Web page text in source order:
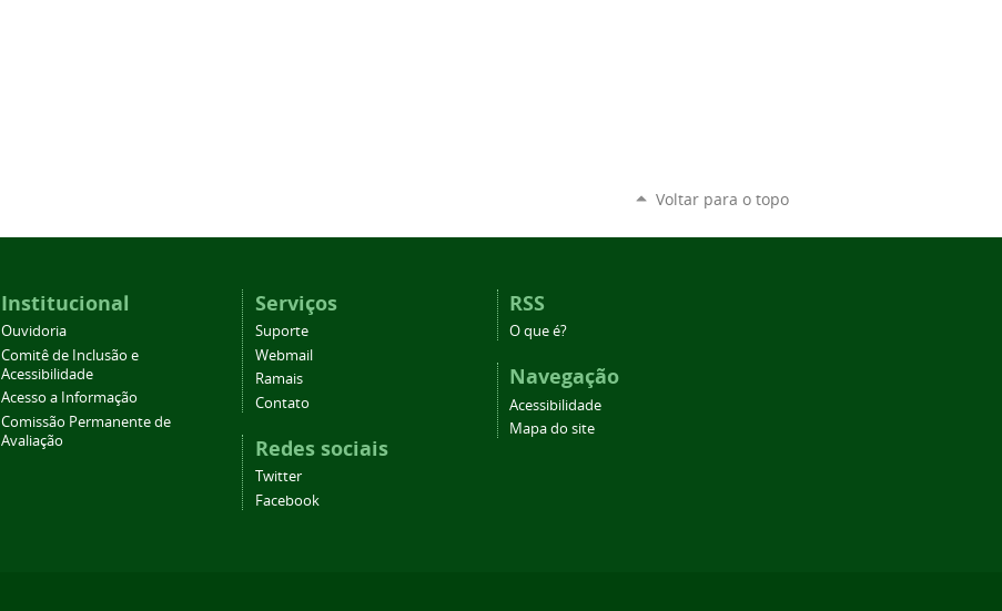
Voltar para o topo
Institucional
Ouvidoria
Comitê de Inclusão e
Acessibilidade
Acesso a Informação
Comissão Permanente de
Avaliação
Serviços
Suporte
Webmail
Ramais
Contato
Redes sociais
Twitter
Facebook
RSS
O que é?
Navegação
Acessibilidade
Mapa do site